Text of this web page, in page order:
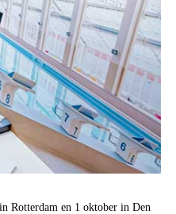
Rotterdam en 1 oktober in Den